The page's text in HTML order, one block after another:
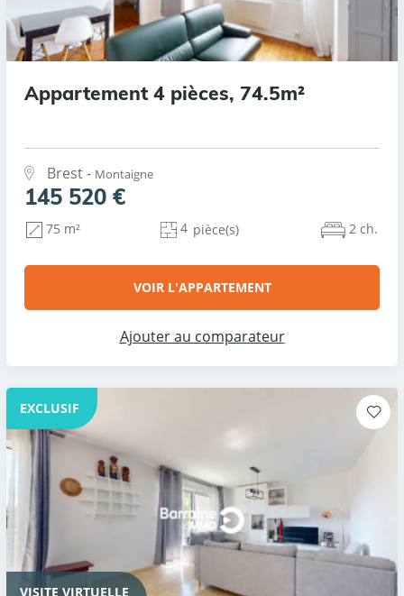
Appartement 4 pièces, 74.5m²
Brest - Montaigne
145 520 €
75 m² 4 pièce(s) 2 ch.
VOIR L'APPARTEMENT
Ajouter au comparateur
EXCLUSIF
VISITE VIRTUELLE